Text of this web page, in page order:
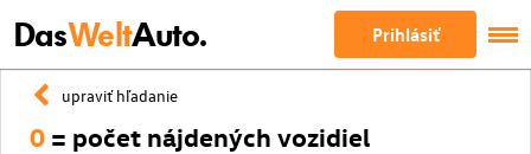
DasWeltAuto. Prihlásiť
upraviť hľadanie
0 = počet nájdených vozidiel